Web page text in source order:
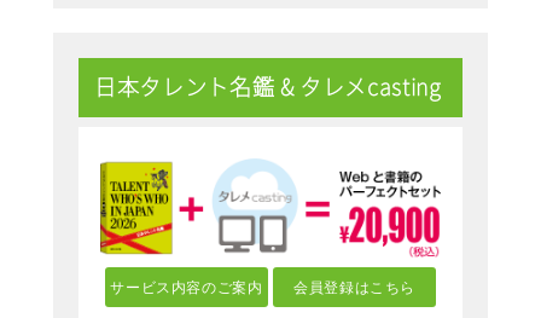
日本タレント名鑑 & タレメcasting
サービス内容のご案内 会員登録はこちら